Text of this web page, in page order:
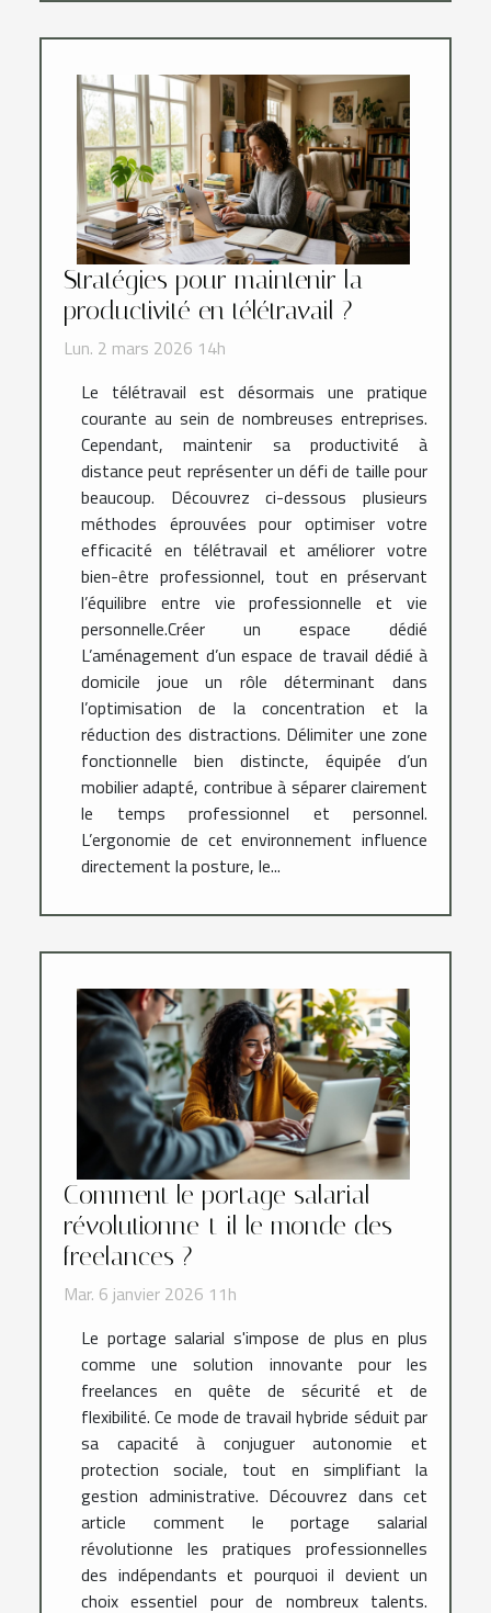
Stratégies pour maintenir la
productivité en télétravail ?
Lun. 2 mars 2026 14h
Le télétravail est désormais une pratique
courante au sein de nombreuses entreprises.
Cependant, maintenir sa productivité à
distance peut représenter un défi de taille pour
beaucoup. Découvrez ci-dessous plusieurs
méthodes éprouvées pour optimiser votre
efficacité en télétravail et améliorer votre
bien-être professionnel, tout en préservant
l’équilibre entre vie professionnelle et vie
personnelle.Créer un espace dédié
L’aménagement d’un espace de travail dédié à
domicile joue un rôle déterminant dans
l’optimisation de la concentration et la
réduction des distractions. Délimiter une zone
fonctionnelle bien distincte, équipée d’un
mobilier adapté, contribue à séparer clairement
le temps professionnel et personnel.
L’ergonomie de cet environnement influence
directement la posture, le...
Comment le portage salarial
révolutionne-t-il le monde des
freelances ?
Mar. 6 janvier 2026 11h
Le portage salarial s'impose de plus en plus
comme une solution innovante pour les
freelances en quête de sécurité et de
flexibilité. Ce mode de travail hybride séduit par
sa capacité à conjuguer autonomie et
protection sociale, tout en simplifiant la
gestion administrative. Découvrez dans cet
article comment le portage salarial
révolutionne les pratiques professionnelles
des indépendants et pourquoi il devient un
choix essentiel pour de nombreux talents.